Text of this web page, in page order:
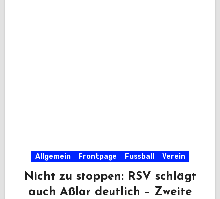
Allgemein Frontpage Fussball Verein
Nicht zu stoppen: RSV schlägt
auch Aßlar deutlich – Zweite